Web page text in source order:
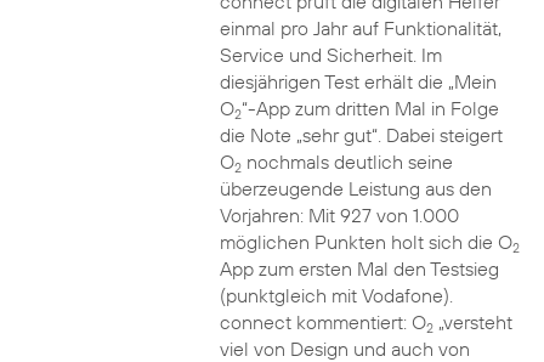
einmal pro Jahr auf Funktionalität,
Service und Sicherheit. Im
diesjährigen Test erhält die „Mein
O2“-App zum dritten Mal in Folge
die Note „sehr gut“. Dabei steigert
O2nochmals deutlich seine
überzeugende Leistung aus den
Vorjahren: Mit 927 von 1.000
möglichen Punkten holt sich die O2
App zum ersten Mal den Testsieg
(punktgleich mit Vodafone).
connect kommentiert: O2„versteht
viel von Design und auch von